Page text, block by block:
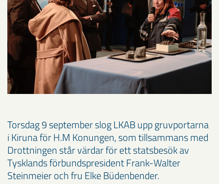
Torsdag 9 september slog LKAB upp gruvportarna
i Kiruna för H.M Konungen, som tillsammans med
Drottningen står värdar för ett statsbesök av
Tysklands förbundspresident Frank-Walter
Steinmeier och fru Elke Büdenbender.